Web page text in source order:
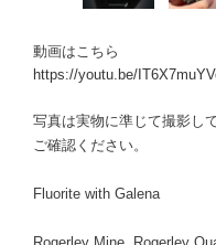
動画はこちら
https://youtu.be/
写真は実物に準じて撮影し
ご確認ください。
Fluorite with Galena